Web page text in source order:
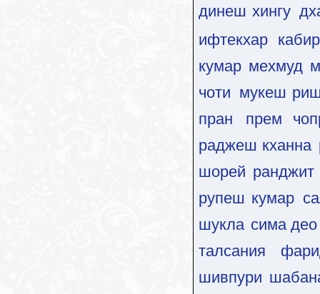
динеш хингу
ифтекхар
кумар мехмуд
чоти мукеш
пран
прем
раджеш кханна
шорей ранджит
рупеш кумар
шукла сима део
талсания
шивпури